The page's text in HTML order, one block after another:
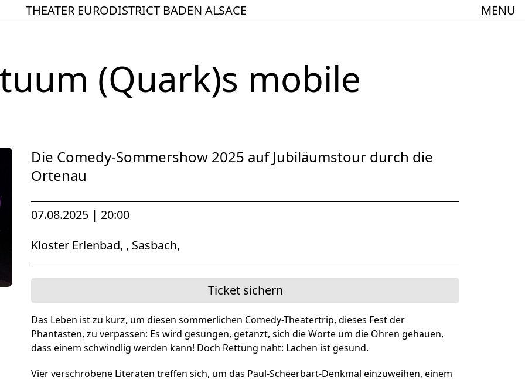
THEATER EURODISTRICT BADEN ALSACE MENU
Startseite
ACTO – Städte und Gemeindebund-Theater Oberrhein
Aktuelles
Stücke
Theater BAden ALsace Spielstätte im Europäischen Forum am Rhein
Förderer und Partner Theater BAden ALsace
(Quark)s mobile
Die Comedy-Sommershow 2025 auf Jubiläumstour durch die
Ortenau
07.08.2025 | 20:00
Kloster Erlenbad, , Sasbach,
Ticket sichern
Das Leben ist zu kurz, um diesen sommerlichen Comedy-Theatertrip, dieses Fest der
Phantasten, zu verpassen: Es wird gesungen, getanzt, sich die Worte um die Ohren gehauen,
dass einem schwindlig werden kann! Doch Rettung naht: Lachen ist gesund.
Vier verschrobene Literaten treffen sich, um das Paul-Scheerbart-Denkmal einzuweihen, einem